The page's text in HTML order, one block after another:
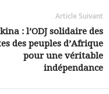
Article Suivant
: l’ODJ solidaire des
des peuples d’Afrique
pour une véritable
indépendance